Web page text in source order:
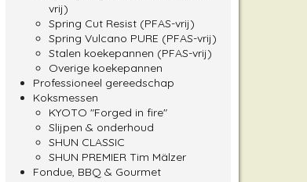
vrij)
Spring Cut Resist (PFAS-vrij)
Spring Vulcano PURE (PFAS-vrij)
Stalen koekepannen (PFAS-vrij)
Overige koekepannen
Professioneel gereedschap
Koksmessen
KYOTO "Forged in fire"
Slijpen & onderhoud
SHUN CLASSIC
SHUN PREMIER Tim Mälzer
Fondue, BBQ & Gourmet